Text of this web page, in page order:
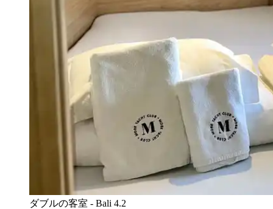
ダブルの客室 - Bali 4.2